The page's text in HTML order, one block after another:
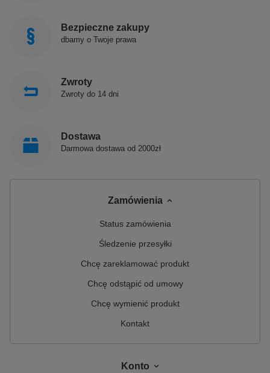
Bezpieczne zakupy
dbamy o Twoje prawa
Zwroty
Zwroty do 14 dni
Dostawa
Darmowa dostawa od 2000zł
Zamówienia
Status zamówienia
Śledzenie przesyłki
Chcę zareklamować produkt
Chcę odstąpić od umowy
Chcę wymienić produkt
Kontakt
Konto